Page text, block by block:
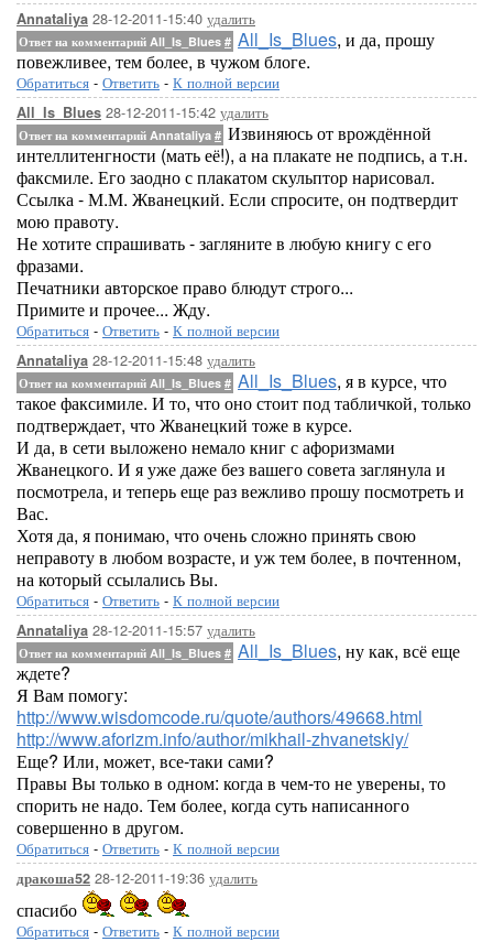
Annataliya 28-12-2011-15:40 удалить
Ответ на комментарий All_Is_Blues # All_Is_Blues, и да, прошу
повежливее, тем более, в чужом блоге.
Обратиться - Ответить - К полной версии
All_Is_Blues 28-12-2011-15:42 удалить
Ответ на комментарий Annataliya # Извиняюсь от врождённой
интеллитенгности (мать её!), а на плакате не подпись, а т.н.
факсмиле. Его заодно с плакатом скульптор нарисовал.
Ссылка - М.М. Жванецкий. Если спросите, он подтвердит
мою правоту.
Не хотите спрашивать - загляните в любую книгу с его
фразами.
Печатники авторское право блюдут строго...
Примите и прочее... Жду.
Обратиться - Ответить - К полной версии
Annataliya 28-12-2011-15:48 удалить
Ответ на комментарий All_Is_Blues # All_Is_Blues, я в курсе, что
такое факсимиле. И то, что оно стоит под табличкой, только
подтверждает, что Жванецкий тоже в курсе.
И да, в сети выложено немало книг с афоризмами
Жванецкого. И я уже даже без вашего совета заглянула и
посмотрела, и теперь еще раз вежливо прошу посмотреть и
Вас.
Хотя да, я понимаю, что очень сложно принять свою
неправоту в любом возрасте, и уж тем более, в почтенном,
на который ссылались Вы.
Обратиться - Ответить - К полной версии
Annataliya 28-12-2011-15:57 удалить
Ответ на комментарий All_Is_Blues # All_Is_Blues, ну как, всё еще
ждете?
Я Вам помогу:
http://www.wisdomcode.ru/quote/authors/49668.html
http://www.aforizm.info/author/mikhail-zhvanetskiy/
Еще? Или, может, все-таки сами?
Правы Вы только в одном: когда в чем-то не уверены, то
спорить не надо. Тем более, когда суть написанного
совершенно в другом.
Обратиться - Ответить - К полной версии
дракоша52 28-12-2011-19:36 удалить
спасибо
Обратиться - Ответить - К полной версии